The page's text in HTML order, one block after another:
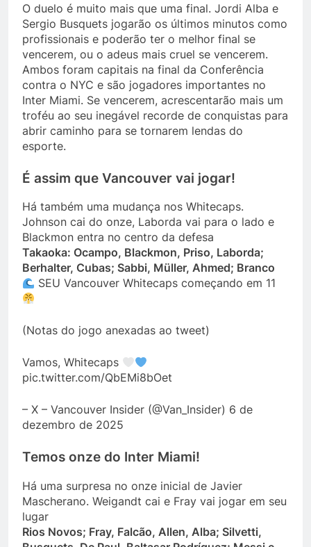
O duelo é muito mais que uma final. Jordi Alba e
Sergio Busquets jogarão os últimos minutos como
profissionais e poderão ter o melhor final se
vencerem, ou o adeus mais cruel se vencerem.
Ambos foram capitais na final da Conferência
contra o NYC e são jogadores importantes no
Inter Miami. Se vencerem, acrescentarão mais um
troféu ao seu inegável recorde de conquistas para
abrir caminho para se tornarem lendas do
esporte.
É assim que Vancouver vai jogar!
Há também uma mudança nos Whitecaps.
Johnson cai do onze, Laborda vai para o lado e
Blackmon entra no centro da defesa
Takaoka: Ocampo, Blackmon, Priso, Laborda;
Berhalter, Cubas; Sabbi, Müller, Ahmed; Branco
SEU Vancouver Whitecaps começando em 11
(Notas do jogo anexadas ao tweet)
Vamos, Whitecaps
pic.twitter.com/QbEMi8bOet
– X – Vancouver Insider (@Van_Insider) 6 de
dezembro de 2025
Temos onze do Inter Miami!
Há uma surpresa no onze inicial de Javier
Mascherano. Weigandt cai e Fray vai jogar em seu
lugar
Rios Novos; Fray, Falcão, Allen, Alba; Silvetti,